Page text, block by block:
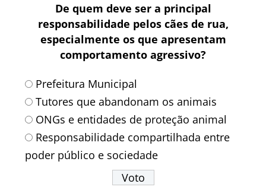
De quem deve ser a principal
responsabilidade pelos cães de rua,
especialmente os que apresentam
comportamento agressivo?
Prefeitura Municipal
Tutores que abandonam os animais
ONGs e entidades de proteção animal
Responsabilidade compartilhada entre
poder público e sociedade